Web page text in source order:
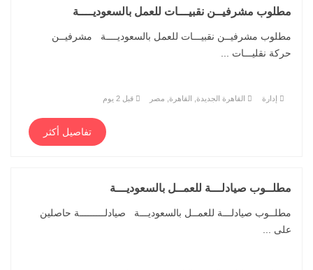
مطلوب مشرفيــن نقبيـــات للعمل بالسعوديــــة
مطلوب مشرفيــن نقبيـــات للعمل بالسعوديــــة مشرفيــن
حركة نقليـــات ...
إدارة القاهرة الجديدة, القاهرة, مصر قبل 2 يوم
تفاصيل أكثر
مطلــوب صيادلـــة للعمــل بالسعوديـــة
مطلــوب صيادلـــة للعمــل بالسعوديـــة صيادلـــــــــة حاصلين
على ...